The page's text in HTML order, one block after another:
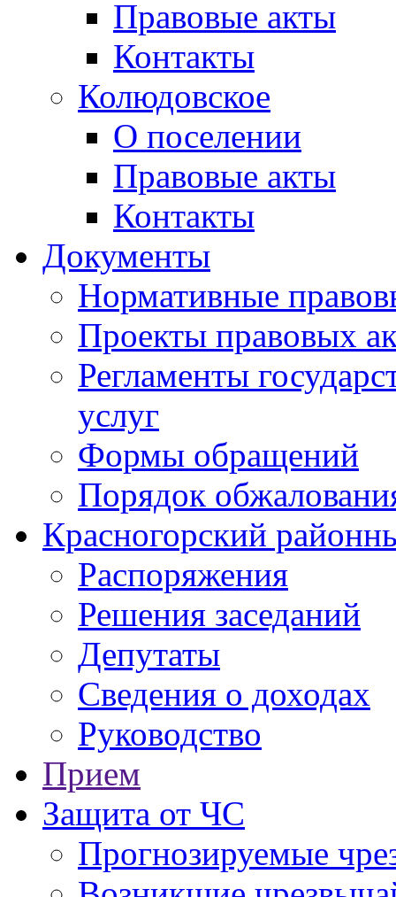
Правовые акты
Контакты
Колюдовское
О поселении
Правовые акты
Контакты
Документы
Нормативные
Проекты правовых
Регламенты
услуг
Формы обращений
Порядок
Красногорский
Распоряжения
Решения заседаний
Депутаты
Сведения о доходах
Руководство
Прием
Защита от ЧС
Прогнозируемые